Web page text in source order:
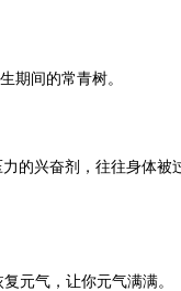
期间的常青树。
的兴奋剂，往往身体被
元气，让你元气满满。